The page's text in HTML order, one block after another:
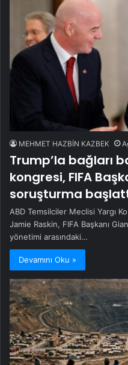
MEHMET HAZBİN KAZBEK
Trump’la bağları
kongresi, FIFA
soruşturma
ABD Temsilciler Meclisi Yargı
Jamie Raskin, FIFA Başkanı
yönetimi arasındaki…
Devamını Oku »